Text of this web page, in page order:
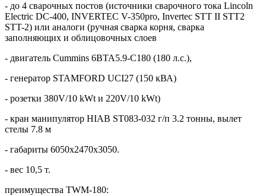
- до 4 сварочных постов (источники сварочного тока Lincoln
Electric DC-400, INVERTEC V-350pro, Invertec STT II STT2
STT-2) или аналоги (ручная сварка корня, сварка
заполняющих и облицовочных слоев
- двигатель Cummins 6BTA5.9-C180 (180 л.с.),
- генератор STAMFORD UCI27 (150 кВА)
- розетки 380V/10 kWt и 220V/10 kWt)
- кран манипулятор HIAB ST083-032 г/п 3.2 тонны, вылет
стелы 7.8 м
- габариты 6050х2470х3050.
- вес 10,5 т.
преимущества TWM-180: